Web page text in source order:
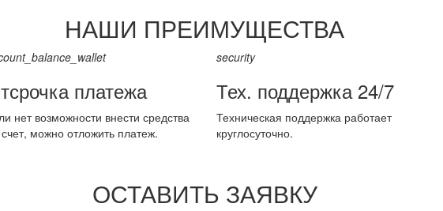
НАШИ ПРЕИМУЩЕСТВА
платежа
нет возможности внести средства
можно отложить платеж.
security
Тех. поддержка 24/7
Техническая поддержка работает
круглосуточно.
ОСТАВИТЬ ЗАЯВКУ